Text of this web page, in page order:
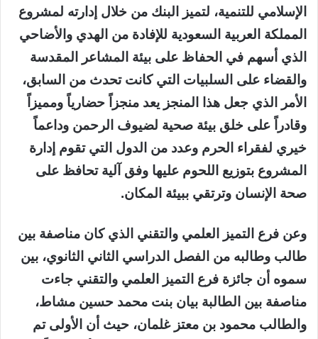
الإسلامي للتنمية، لتميز البنك من خلال إدارته لمشروع
المملكة العربية السعودية للإفادة من الهدي والأضاحي
الذي أسهم في الحفاظ على بيئة المشاعر المقدسة
والقضاء على السلبيات التي كانت تحدث من السابق،
الأمر الذي جعل هذا المنجز يعد منجزاً حضارياً ومميزاً
وقادراً على خلق بيئة صحية لضيوف الرحمن وداعماً
خيري لفقراء الحرم وعدد من الدول التي تقوم إدارة
المشروع بتوزيع اللحوم عليها وفق آلية تحافظ على
صحة الإنسان وترتقي ببيئة المكان.
وعن فرع التميز العلمي والتقني الذي كان مناصفة بين
طالب وطالبه من الفصل الدراسي الثاني الثانوي، بين
سموه أن جائزة فرع التميز العلمي والتقني جاءت
مناصفة بين الطالبة بيان بنت محمد حسين مشاط،
والطالب محمود بن معتز غلمان، حيث أن الأولى تم